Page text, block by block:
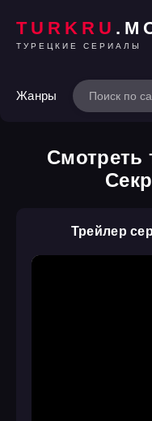
TURKRU
ТУРЕЦКИЕ СЕРИАЛЫ
Жанры
Смотреть
Трейлер